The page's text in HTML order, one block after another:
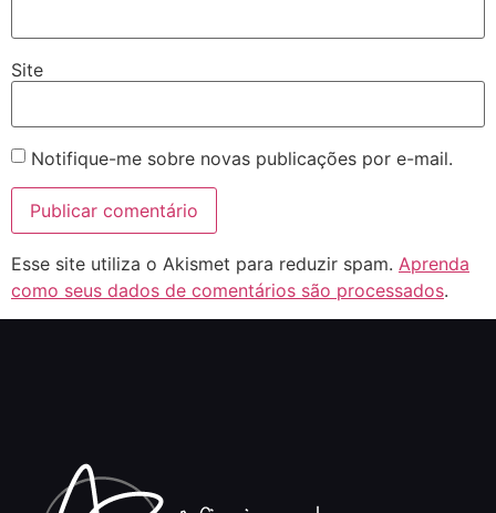
Site
Notifique-me sobre novas publicações por e-mail.
Esse site utiliza o Akismet para reduzir spam. Aprenda
como seus dados de comentários são processados.